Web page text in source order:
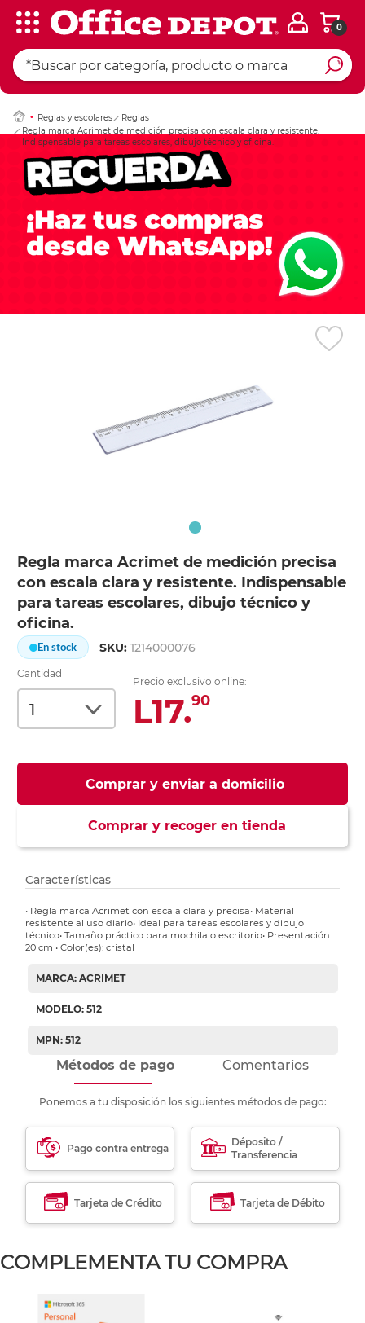
0
Reglas y escolares
Reglas
Regla marca Acrimet de medición precisa con escala clara y resistente.
Indispensable para tareas escolares, dibujo técnico y oficina.
Regla marca Acrimet de medición precisa
con escala clara y resistente. Indispensable
para tareas escolares, dibujo técnico y
oficina.
En stock SKU:1214000076
Cantidad
Precio exclusivo online:
L17.90
Comprar y enviar a domicilio
Comprar y recoger en tienda
Ingresar Codigo
Características
• Regla marca Acrimet con escala clara y precisa• Material
resistente al uso diario• Ideal para tareas escolares y dibujo
técnico• Tamaño práctico para mochila o escritorio• Presentación:
20 cm • Color(es): cristal
MARCA: ACRIMET
MODELO: 512
MPN: 512
Métodos de pago Comentarios
Ponemos a tu disposición los siguientes métodos de pago:
Pago contra entrega
Déposito /
Transferencia
Tarjeta de Crédito Tarjeta de Débito
COMPLEMENTA TU COMPRA